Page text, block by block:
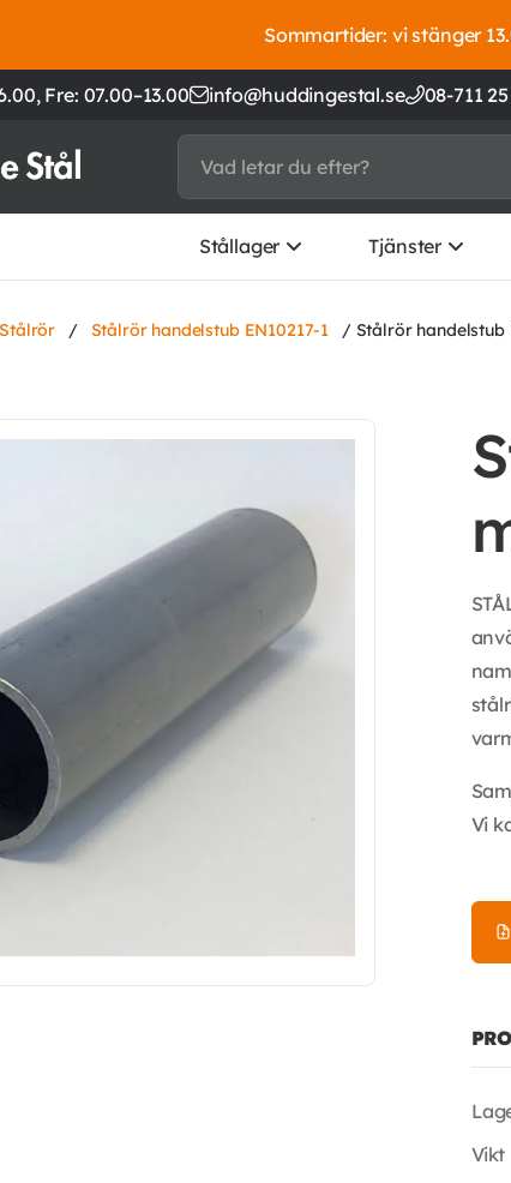
Sommartider: vi stänger
Fre: 07.00–13.00 info@huddingestal.se 08-711
Stållager Tjänster
Stålrör / Stålrör handelstub EN10217-1 / Stålrör handelstub
Vi
Vikt